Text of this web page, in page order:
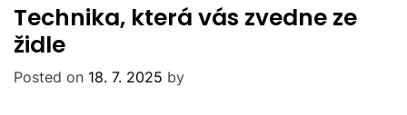
Technika, která vás zvedne ze
židle
Posted on 18. 7. 2025 by